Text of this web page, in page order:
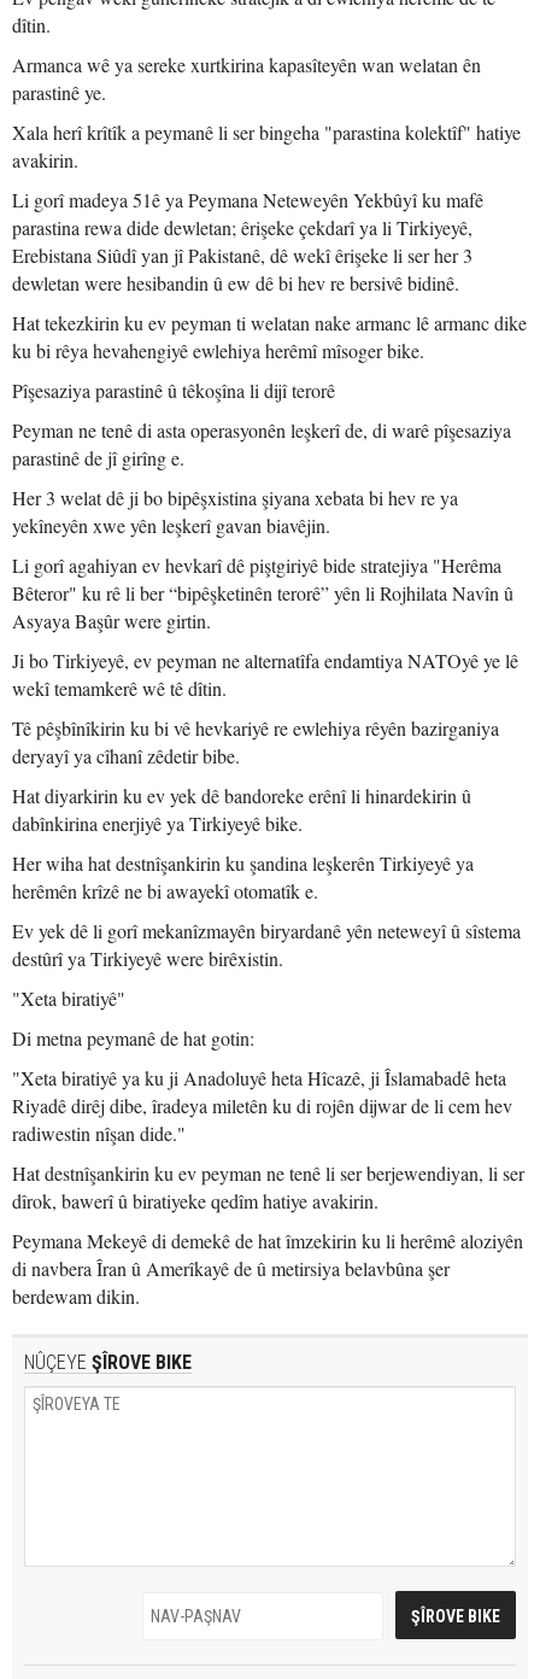
dîtin.
Armanca wê ya sereke xurtkirina kapasîteyên wan welatan ên
parastinê ye.
Xala herî krîtîk a peymanê li ser bingeha "parastina kolektîf" hatiye
avakirin.
Li gorî madeya 51ê ya Peymana Neteweyên Yekbûyî ku mafê
parastina rewa dide dewletan; êrişeke çekdarî ya li Tirkiyeyê,
Erebistana Siûdî yan jî Pakistanê, dê wekî êrişeke li ser her 3
dewletan were hesibandin û ew dê bi hev re bersivê bidinê.
Hat tekezkirin ku ev peyman ti welatan nake armanc lê armanc dike
ku bi rêya hevahengiyê ewlehiya herêmî mîsoger bike.
Pîşesaziya parastinê û têkoşîna li dijî terorê
Peyman ne tenê di asta operasyonên leşkerî de, di warê pîşesaziya
parastinê de jî girîng e.
Her 3 welat dê ji bo bipêşxistina şiyana xebata bi hev re ya
yekîneyên xwe yên leşkerî gavan biavêjin.
Li gorî agahiyan ev hevkarî dê piştgiriyê bide stratejiya "Herêma
Bêteror" ku rê li ber “bipêşketinên terorê” yên li Rojhilata Navîn û
Asyaya Başûr were girtin.
Ji bo Tirkiyeyê, ev peyman ne alternatîfa endamtiya NATOyê ye lê
wekî temamkerê wê tê dîtin.
Tê pêşbînîkirin ku bi vê hevkariyê re ewlehiya rêyên bazirganiya
deryayî ya cîhanî zêdetir bibe.
Hat diyarkirin ku ev yek dê bandoreke erênî li hinardekirin û
dabînkirina enerjiyê ya Tirkiyeyê bike.
Her wiha hat destnîşankirin ku şandina leşkerên Tirkiyeyê ya
herêmên krîzê ne bi awayekî otomatîk e.
Ev yek dê li gorî mekanîzmayên biryardanê yên neteweyî û sîstema
destûrî ya Tirkiyeyê were birêxistin.
"Xeta biratiyê"
Di metna peymanê de hat gotin:
"Xeta biratiyê ya ku ji Anadoluyê heta Hîcazê, ji Îslamabadê heta
Riyadê dirêj dibe, îradeya miletên ku di rojên dijwar de li cem hev
radiwestin nîşan dide."
Hat destnîşankirin ku ev peyman ne tenê li ser berjewendiyan, li ser
dîrok, bawerî û biratiyeke qedîm hatiye avakirin.
Peymana Mekeyê di demekê de hat îmzekirin ku li herêmê aloziyên
di navbera Îran û Amerîkayê de û metirsiya belavbûna şer
berdewam dikin.
NÛÇEYE ŞÎROVE BIKE